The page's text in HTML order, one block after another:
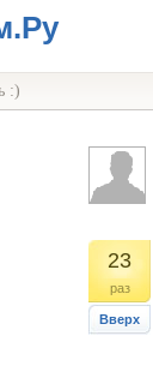
:)
23
раз
Вверх